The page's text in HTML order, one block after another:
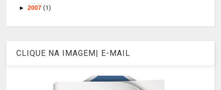
►2007 (1)
CLIQUE NA IMAGEM| E-MAIL